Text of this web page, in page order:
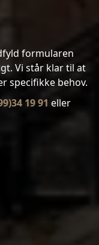
formularen
Vi står klar til at
specifikke behov.
19 91 eller